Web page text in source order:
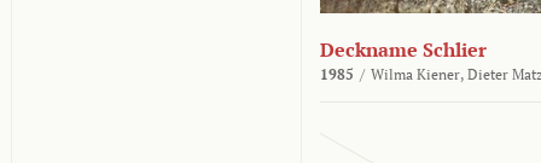
Deckname Schlier
1985 / Wilma Kiener, Dieter